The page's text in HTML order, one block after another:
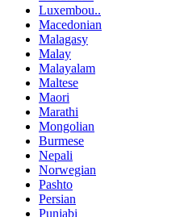
Luxembou..
Macedonian
Malagasy
Malay
Malayalam
Maltese
Maori
Marathi
Mongolian
Burmese
Nepali
Norwegian
Pashto
Persian
Punjabi